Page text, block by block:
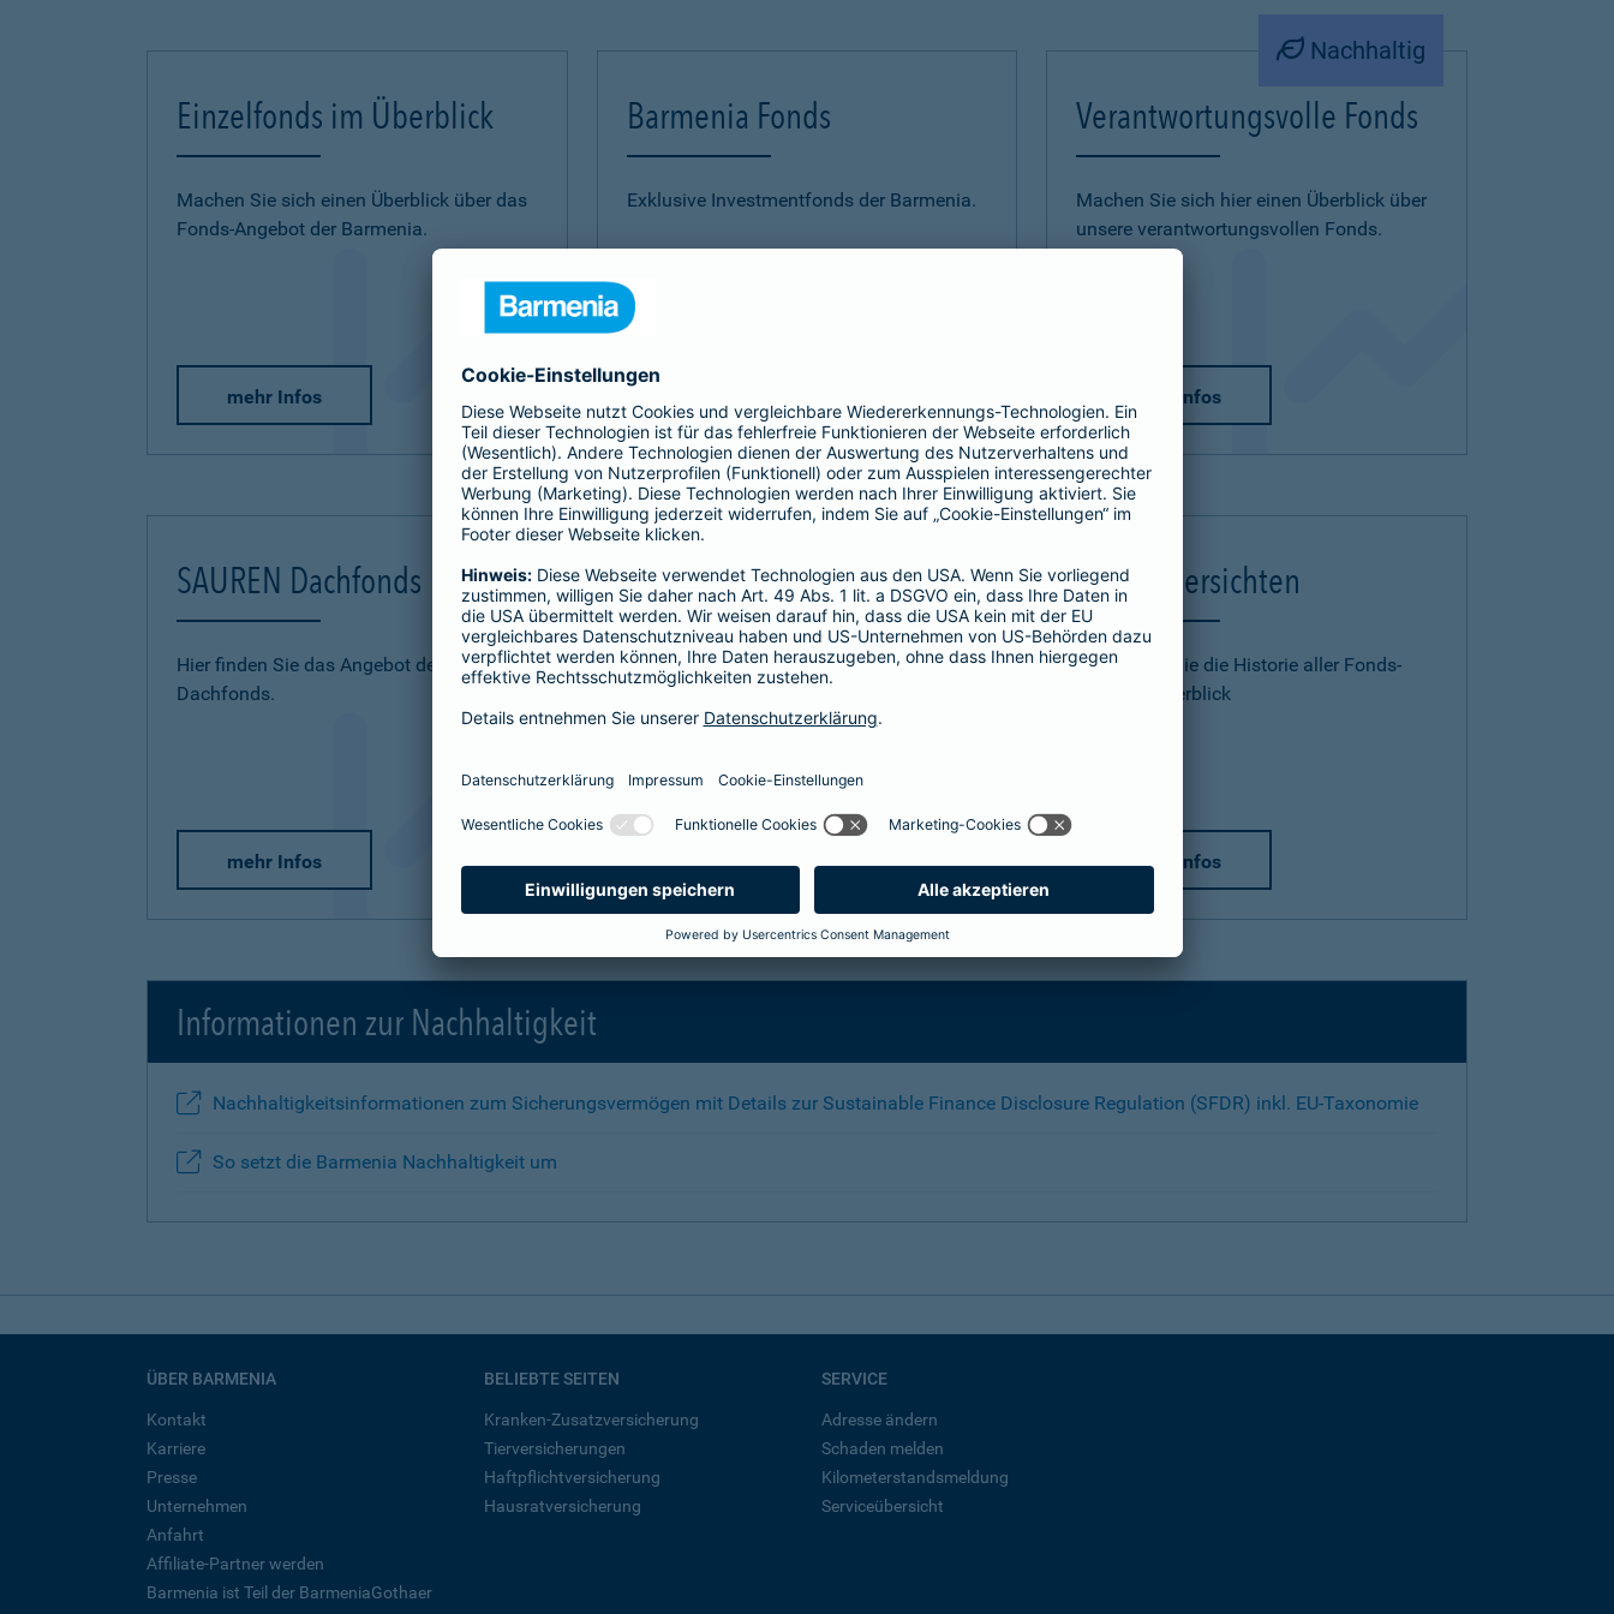
Einzelfonds im Überblick
Machen Sie sich einen Überblick über das
Fonds-Angebot der Barmenia.
mehr Infos
Barmenia Fonds
Exklusive Investmentfonds der Barmenia.
Nachhaltig
Verantwortungsvolle Fonds
Machen Sie sich hier einen Überblick über
unsere verantwortungsvollen Fonds.
mehr Infos
SAUREN Dachfonds
Hier finden Sie das Angebot der SAUREN
Dachfonds.
mehr Infos
Welche Fondstypen gibt es?
Aktienfonds, Rentenfonds und
Geldmarktfonds. Was bedeutet das und
welcher Fondstyp passt zu wem? Hier
mehr Infos
Fondsübersichten
Hier finden Sie die Historie aller Fonds­
listen im Überblick
mehr Infos
Informationen zur Nachhaltigkeit
Nachhaltigkeitsinformationen zum Sicherungsvermögen mit Details zur Sustainable Finance Disclosure Regulation (SFDR) inkl. EU-Taxonomie
So setzt die Barmenia Nachhaltigkeit um
ÜBER BARMENIA
Kontakt
Karriere
Presse
Unternehmen
Anfahrt
Affiliate-Partner werden
Barmenia ist Teil der BarmeniaGothaer
BELIEBTE SEITEN
Kranken-Zusatzversicherung
Tierversicherungen
Haftpflichtversicherung
Hausratversicherung
SERVICE
Adresse ändern
Schaden melden
Kilometerstandsmeldung
Serviceübersicht